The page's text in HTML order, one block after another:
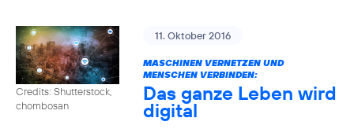
Credits: Shutterstock,
chombosan
11. Oktober 2016
MASCHINEN VERNETZEN UND
MENSCHEN VERBINDEN:
Das ganze Leben wird
digital